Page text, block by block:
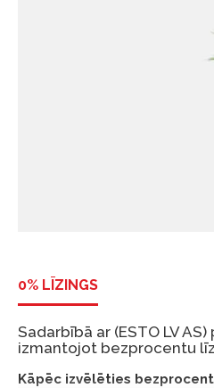
0% LĪZINGS
Sadarbībā ar (ESTO LV
izmantojot bezprocentu
Kāpēc izvēlēties